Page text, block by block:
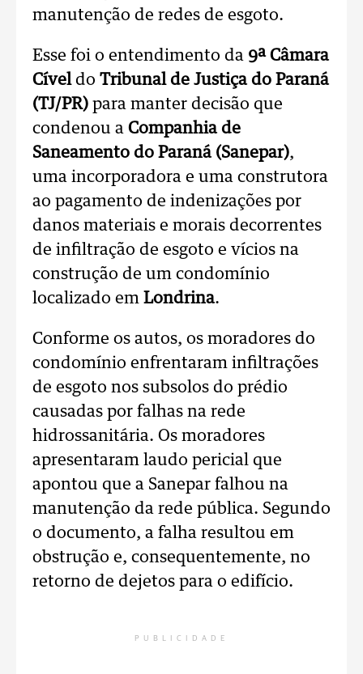
manutenção de redes de esgoto.
Esse foi o entendimento da 9ª Câmara
Cíveldo Tribunal de Justiça do Paraná
(TJ/PR) para manter decisão que
condenou a Companhia de
Saneamento do Paraná (Sanepar),
uma incorporadora e uma construtora
ao pagamento de indenizações por
danos materiais e morais decorrentes
de infiltração de esgoto e vícios na
construção de um condomínio
localizado em Londrina.
Conforme os autos, os moradores do
condomínio enfrentaram infiltrações
de esgoto nos subsolos do prédio
causadas por falhas na rede
hidrossanitária. Os moradores
apresentaram laudo pericial que
apontou que a Sanepar falhou na
manutenção da rede pública. Segundo
o documento, a falha resultou em
obstrução e, consequentemente, no
retorno de dejetos para o edifício.
PUBLICIDADE